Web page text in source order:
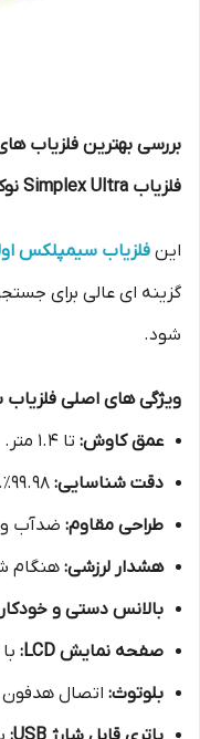
بررسی بهترین فلزیاب های
فلزیاب Simplex Ultra نوکتا
این فلزیاب سیمپلکس
گزینه ای عالی برای
شود.
ویژگی های اصلی فلزیاب
عمق کاوش: تا 1.4 متر.
دقت شناسایی:
طراحی مقاوم: ضدآب
هشدار لرزشی: هنگام
بالانس دستی و
صفحه نمایش LCD:
بلوتوث: اتصال هدفون